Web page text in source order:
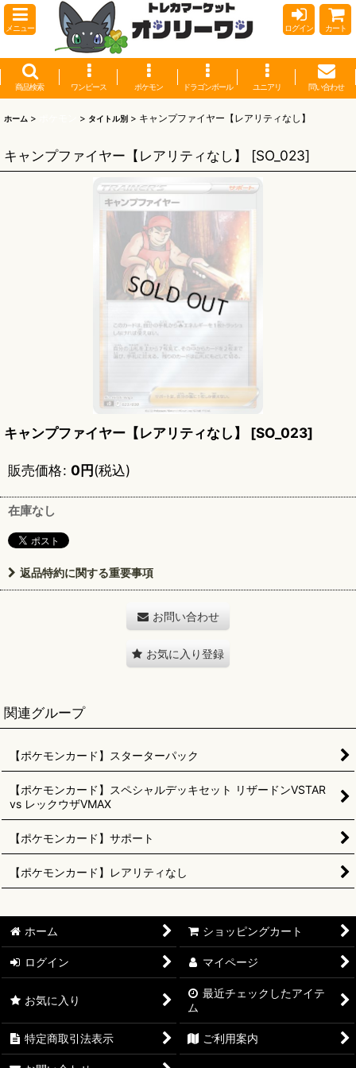
メニュー ログイン カート
商品検索 ワンピース ポケモン ドラゴンボール ユニアリ 問い合わせ
ホーム > > タイトル別 > キャンプファイヤー【レアリティなし】
キャンプファイヤー【レアリティなし】 [SO_023]
キャンプファイヤー【レアリティなし】 [SO_023]
販売価格: 0円(税込)
在庫なし
返品特約に関する重要事項
お問い合わせ
お気に入り登録
関連グループ
【ポケモンカード】スターターパック
【ポケモンカード】スペシャルデッキセット リザードンVSTAR
vs レックウザVMAX
【ポケモンカード】サポート
【ポケモンカード】レアリティなし
ホーム ショッピングカート
ログイン マイページ
お気に入り
最近チェックしたアイテ
ム
特定商取引法表示 ご利用案内